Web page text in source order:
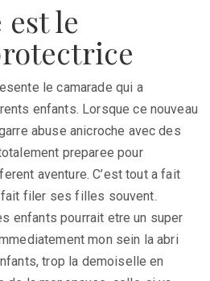
le
le camarade qui a
enfants. Lorsque ce nouveau
abuse anicroche avec des
preparee pour
aventure. C’est tout a fait
filer ses filles souvent.
enfants pourrait etre un super
mon sein la abri
trop la demoiselle en